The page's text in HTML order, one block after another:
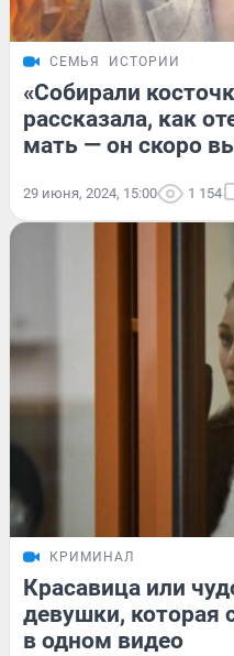
СЕМЬЯ ИСТОРИИ
«Собирали
рассказала, как
мать — он скоро
29 июня, 2024, 15:00 1 154
КРИМИНАЛ
Красавица или
девушки, которая
в одном видео